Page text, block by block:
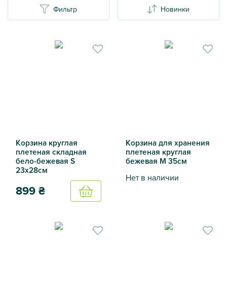
Фильтр Новинки
Корзина круглая
плетеная складная
бело-бежевая S
23х28см
899₴
Купить
Корзина для хранения
плетеная круглая
бежевая M 35см
Нет в наличии